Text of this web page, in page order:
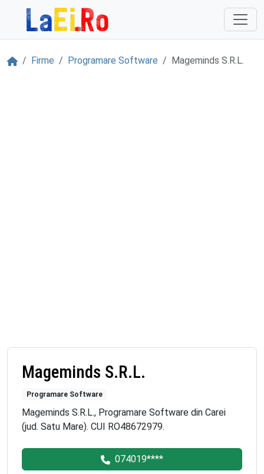
Sari la continut
AcasăFirme Programare Software Mageminds S.R.L.
Mageminds S.R.L.
Programare Software
Mageminds S.R.L., Programare Software din Carei
(jud. Satu Mare). CUI RO48672979.
074019****